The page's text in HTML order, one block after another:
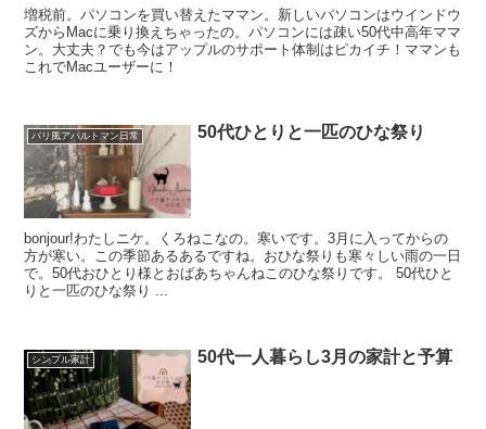
増税前。パソコンを買い替えたママン。新しいパソコンはウインドウ
ズからMacに乗り換えちゃったの。パソコンには疎い50代中高年ママ
ン。大丈夫？でも今はアップルのサポート体制はピカイチ！ママンも
これでMacユーザーに！
パリ風アパルトマン日常 50代ひとりと一匹のひな祭り
bonjour!わたしニケ。くろねこなの。寒いです。3月に入ってからの
方が寒い。この季節あるあるですね。おひな祭りも寒々しい雨の一日
で。50代おひとり様とおばあちゃんねこのひな祭りです。 50代ひと
りと一匹のひな祭り ...
シンプル家計 50代一人暮らし3月の家計と予算